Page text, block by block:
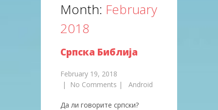
Month: February
2018
Српска Библија
February 19, 2018
|
No Comments | Android
Да ли говорите српски?